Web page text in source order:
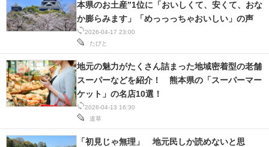
2026-04-17 23:00
たびと
本県のお土産”1位に「おいしくて、安くて、おな
か膨らみます」「めっっっちゃおいしい」の声
2026-04-13 16:30
道草
地元の魅力がたくさん詰まった地域密着型の老舗
スーパーなどを紹介！ 熊本県の「スーパーマー
ケット」の名店10選！
「初見じゃ無理」 地元民しか読めないと思